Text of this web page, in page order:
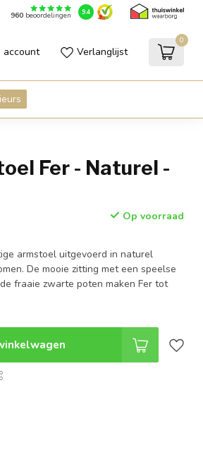
960beoordelingen 9.4
account Verlanglijst
0
Fer - Naturel -
Op voorraad
armstoel uitgevoerd in naturel
De mooie zitting met een speelse
fraaie zwarte poten maken Fer tot